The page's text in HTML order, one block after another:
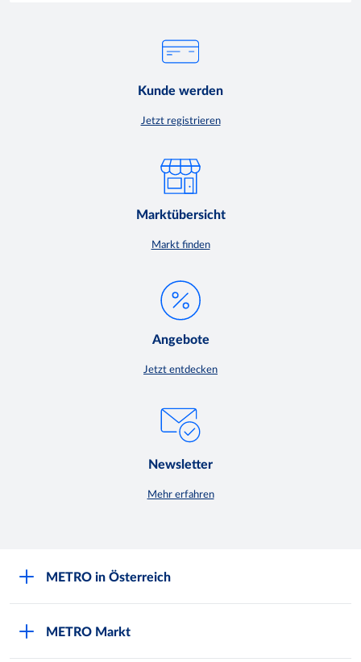
Kunde werden
Jetzt registrieren
Marktübersicht
Markt finden
Angebote
Jetzt entdecken
Newsletter
Mehr erfahren
METRO in Österreich
METRO Markt